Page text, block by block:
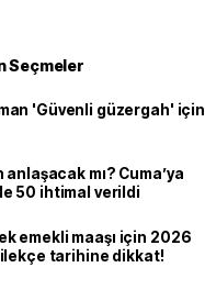
Seçmeler
'Güvenli güzergah' için
anlaşacak mı? Cuma’ya
50 ihtimal verildi
emekli maaşı için 2026
tarihine dikkat!